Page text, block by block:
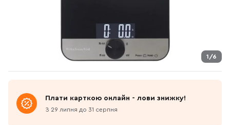
1/6
Плати карткою онлайн - лови знижку!
З 29 липня до 31 серпня